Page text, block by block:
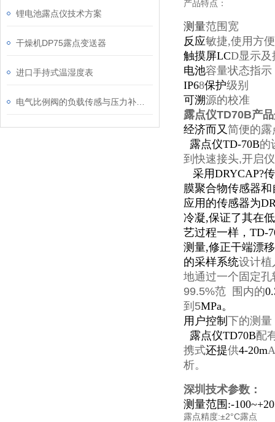
锂电池露点仪技术方案
干燥机DP75露点变送器
进口手持式温湿度表
产品特点：
测量范围 宽
反应敏捷,使用方便
触摸屏LCD显示及
电池容量状态指示
IP68保护级别
可溯源的校准
露点仪TD70B产
经济而又简便的露
露点仪TD-70B的
到快速接头,开启
采用DRYCAP?
膜聚合物传感器
应用的传感器为
冷凝,保证了其在
艺过程一样，TD-
测量,修正干端漂
的采样系统设计植
地通过一个固定
99.5%范 围内的0.
到5MPa。
用 户控制 下的测 量
露点仪TD70B配
携式还提供4-20mA
析。
深圳技术参数：
测量范围:-
露点精度:±2°C露点